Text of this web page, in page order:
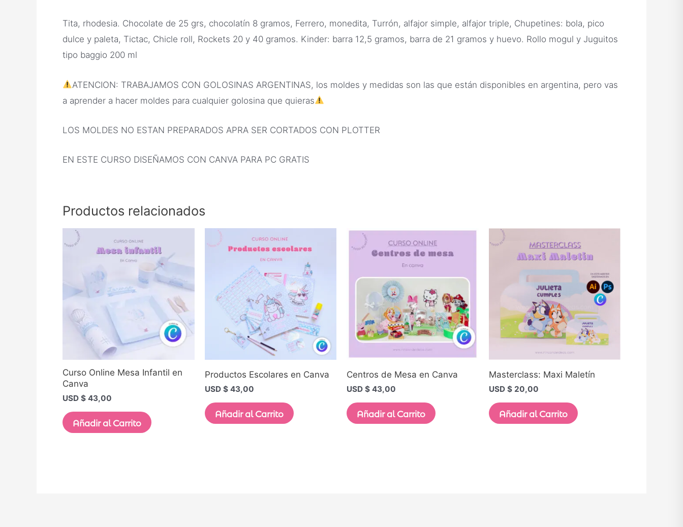
Tita, rhodesia. Chocolate de 25 grs, chocolatín 8 gramos, Ferrero, monedita, Turrón, alfajor simple, alfajor triple, Chupetines: bola, pico
dulce y paleta, Tictac, Chicle roll, Rockets 20 y 40 gramos. Kinder: barra 12,5 gramos, barra de 21 gramos y huevo. Rollo mogul y Juguitos
tipo baggio 200 ml
ATENCION: TRABAJAMOS CON GOLOSINAS ARGENTINAS, los moldes y medidas son las que están disponibles en argentina, pero vas
a aprender a hacer moldes para cualquier golosina que quieras
LOS MOLDES NO ESTAN PREPARADOS APRA SER CORTADOS CON PLOTTER
EN ESTE CURSO DISEÑAMOS CON CANVA PARA PC GRATIS
Productos relacionados
Curso Online Mesa Infantil en
Canva
USD $ 43,00
Añadir al Carrito
Productos Escolares en Canva
USD $ 43,00
Añadir al Carrito
Centros de Mesa en Canva
USD $ 43,00
Añadir al Carrito
Masterclass: Maxi Maletín
USD $ 20,00
Añadir al Carrito